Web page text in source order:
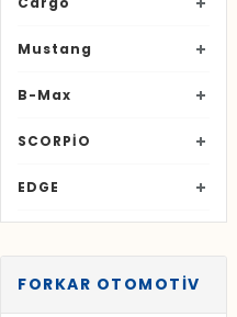
Mustang
B-Max
SCORPİO
EDGE
FORKAR OTOMOTİV